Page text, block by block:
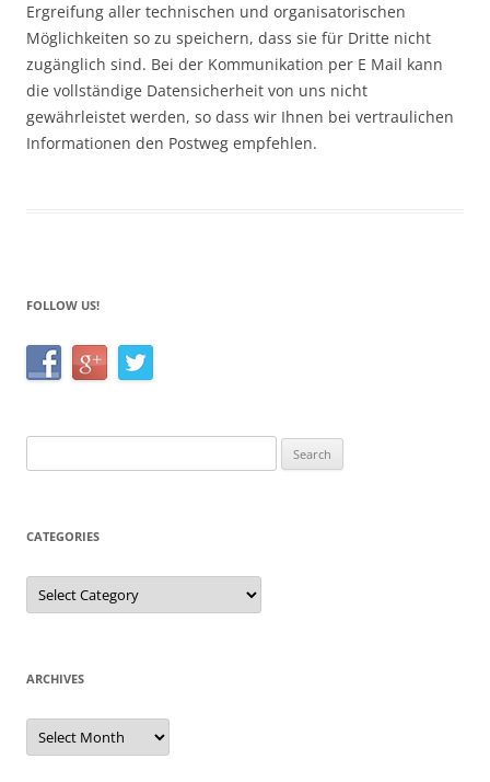
Ergreifung aller technischen und organisatorischen
Möglichkeiten so zu speichern, dass sie für Dritte nicht
zugänglich sind. Bei der Kommunikation per E Mail kann
die vollständige Datensicherheit von uns nicht
gewährleistet werden, so dass wir Ihnen bei vertraulichen
Informationen den Postweg empfehlen.
FOLLOW US!
for:
CATEGORIES
Categories
ARCHIVES
Archives